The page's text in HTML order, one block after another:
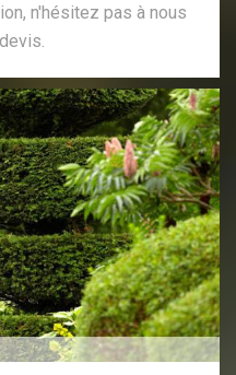
n'hésitez pas à nous